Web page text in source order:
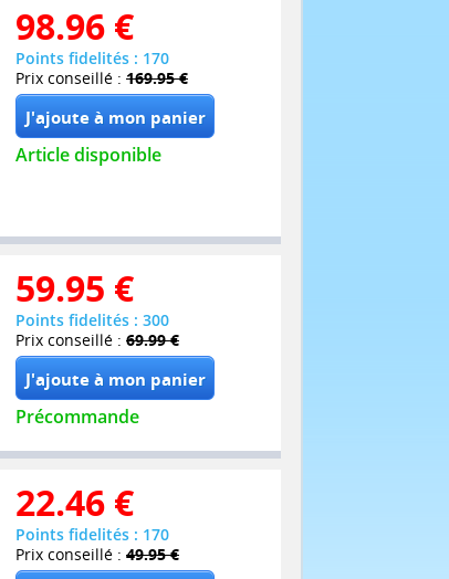
98.96 €
Points fidelités : 170
Prix conseillé : 169.95 €
Article disponible
59.95 €
Points fidelités : 300
Prix conseillé : 69.99 €
Précommande
22.46 €
Points fidelités : 170
Prix conseillé : 49.95 €